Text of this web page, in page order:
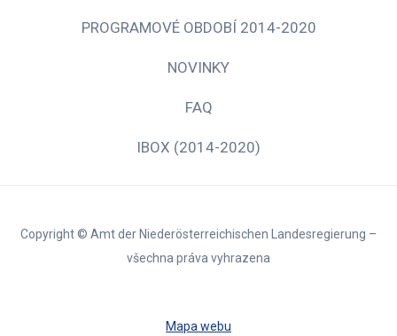
PROGRAMOVÉ OBDOBÍ 2014-2020
NOVINKY
FAQ
IBOX (2014-2020)
Copyright © Amt der Niederösterreichischen Landesregierung –
všechna práva vyhrazena
Mapa webu